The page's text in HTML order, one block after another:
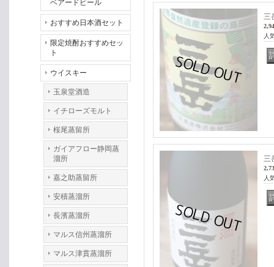
ベアードビール
おすすめ日本酒セット
限定焼酎おすすめセッ
ト
ウイスキー
玉泉堂酒造
イチローズモルト
桜尾蒸留所
ガイアフロー静岡蒸
溜所
嘉之助蒸留所
安積蒸溜所
長濱蒸溜所
マルス信州蒸溜所
マルス津貫蒸溜所
三
人
三
人